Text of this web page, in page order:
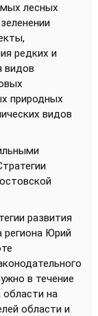
лесных
редких и
видов
природных
видов
развития
региона Юрий
в течение
на
области и